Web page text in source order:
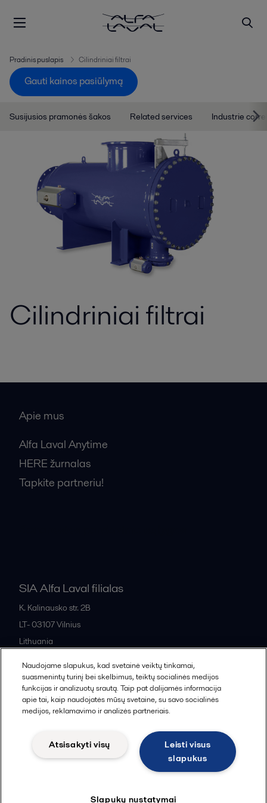
Pradinis puslapis Cilindriniai filtrai
Gauti kainos pasiūlymą
Susijusios pramonės šakos Related services Industrie
Cilindriniai filtrai
Apie mus
Alfa Laval Anytime
HERE žurnalas
Tapkite partneriu!
SIA Alfa Laval filialas
K. Kalinausko str. 2B
LT- 03107Vilnius
Lithuania
All offices and partners
Cookies policy Legal terms and conditions
Naudojame slapukus, kad svetainė veiktų tinkamai,
suasmenintų turinį bei skelbimus, teiktų socialinės medijos
funkcijas ir analizuotų srautą. Taip pat dalijamės informacija
apie tai, kaip naudojatės mūsų svetaine, su savo socialinės
medijos, reklamavimo ir analizės partneriais.
Leisti visus
slapukus
Atsisakyti visų
Slapukų nustatymai